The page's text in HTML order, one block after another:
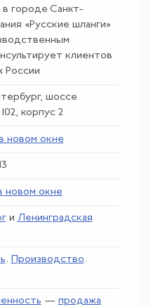
городе Санкт-
«Русские шланги»
клиентов
России
шоссе
корпус 2
новом окне
новом окне
и Ленинградская
. Производство.
— продажа